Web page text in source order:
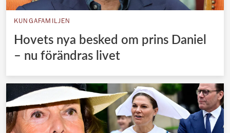
KUNGAFAMILJEN
Hovets nya besked om prins Daniel
– nu förändras livet